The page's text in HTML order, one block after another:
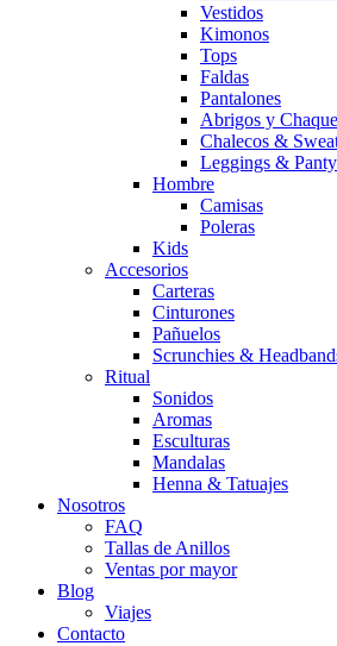
Vestidos
Kimonos
Tops
Faldas
Pantalones
Abrigos y
Chalecos &
Leggings &
Hombre
Camisas
Poleras
Kids
Accesorios
Carteras
Cinturones
Pañuelos
Scrunchies &
Ritual
Sonidos
Aromas
Esculturas
Mandalas
Henna & Tatuajes
Nosotros
FAQ
Tallas de Anillos
Ventas por mayor
Blog
Viajes
Contacto